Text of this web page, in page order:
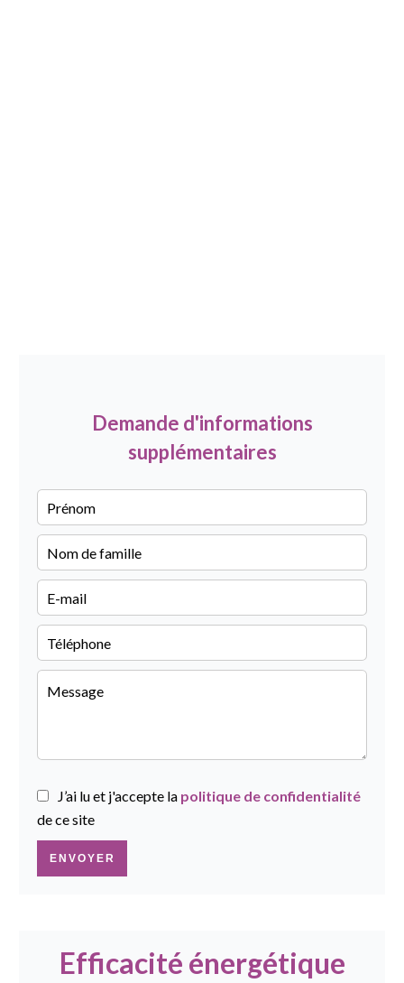
Demande d'informations
supplémentaires
J’ai lu et j'accepte la politique de confidentialité
de ce site
ENVOYER
Efficacité énergétique